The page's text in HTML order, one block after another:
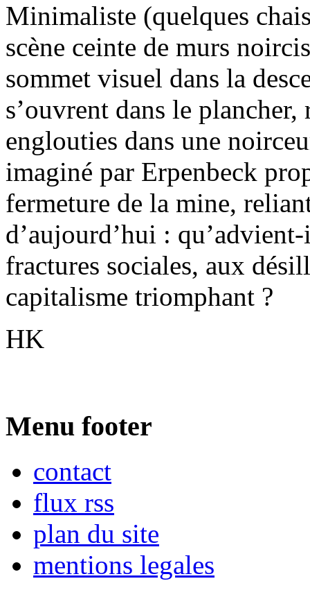
Minimaliste (quelques
scène ceinte de murs
sommet visuel dans la
s’ouvrent dans le
englouties dans une
imaginé par Erpenbeck
fermeture de la mine,
d’aujourd’hui :
fractures sociales, aux
capitalisme triomphant ?
HK
Menu footer
contact
flux rss
plan du site
mentions legales